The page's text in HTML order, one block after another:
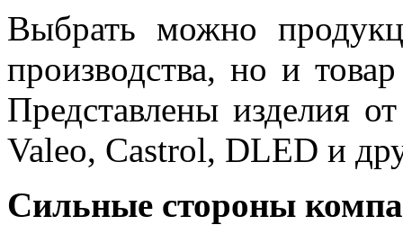
Выбрать можно
производства, но и
Представлены изделия
Valeo, Castrol, DLED и
Сильные стороны